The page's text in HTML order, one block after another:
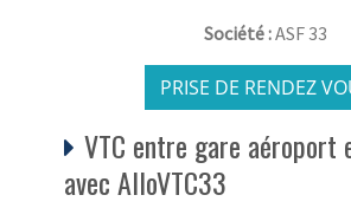
Société :ASF 33
PRISE DE RENDEZ
VTC entre gare aéroport
avec AlloVTC33